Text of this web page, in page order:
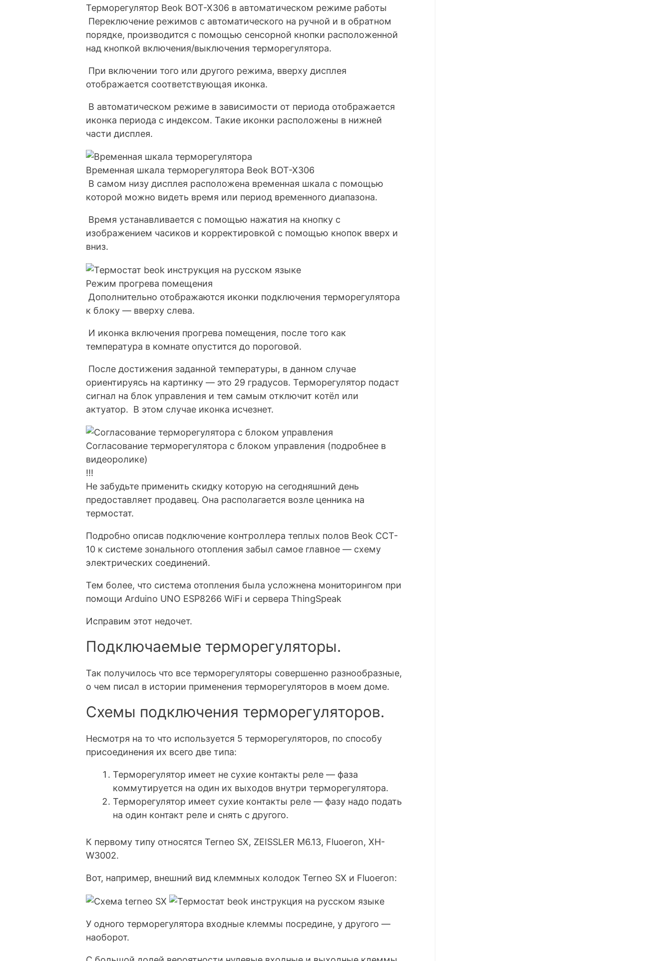
Терморегулятор Beok BOT-X306 в автоматическом режиме работы
Переключение режимов с автоматического на ручной и в обратном
порядке, производится с помощью сенсорной кнопки расположенной
над кнопкой включения/выключения терморегулятора.
При включении того или другого режима, вверху дисплея
отображается соответствующая иконка.
В автоматическом режиме в зависимости от периода отображается
иконка периода с индексом. Такие иконки расположены в нижней
части дисплея.
Временная шкала терморегулятора Beok BOT-X306
В самом низу дисплея расположена временная шкала с помощью
которой можно видеть время или период временного диапазона.
Время устанавливается с помощью нажатия на кнопку с
изображением часиков и корректировкой с помощью кнопок вверх и
вниз.
Режим прогрева помещения
Дополнительно отображаются иконки подключения терморегулятора
к блоку — вверху слева.
И иконка включения прогрева помещения, после того как
температура в комнате опустится до пороговой.
После достижения заданной температуры, в данном случае
ориентируясь на картинку — это 29 градусов. Терморегулятор подаст
сигнал на блок управления и тем самым отключит котёл или
актуатор. В этом случае иконка исчезнет.
Согласование терморегулятора с блоком управления (подробнее в
видеоролике)
!!!
Не забудьте применить скидку которую на сегодняшний день
предоставляет продавец. Она располагается возле ценника на
термостат.
Подробно описав подключение контроллера теплых полов Beok CCT-
10 к системе зонального отопления забыл самое главное — схему
электрических соединений.
Тем более, что система отопления была усложнена мониторингом при
помощи Arduino UNO ESP8266 WiFi и сервера ThingSpeak
Исправим этот недочет.
Подключаемые терморегуляторы.
Так получилось что все терморегуляторы совершенно разнообразные,
о чем писал в истории применения терморегуляторов в моем доме.
Схемы подключения терморегуляторов.
Несмотря на то что используется 5 терморегуляторов, по способу
присоединения их всего две типа:
Терморегулятор имеет не сухие контакты реле — фаза
коммутируется на один их выходов внутри терморегулятора.
Терморегулятор имеет сухие контакты реле — фазу надо подать
на один контакт реле и снять с другого.
К первому типу относятся Terneo SX, ZEISSLER M6.13, Fluoeron, XH-
W3002.
Вот, например, внешний вид клеммных колодок Terneo SX и Fluoeron:
У одного терморегулятора входные клеммы посредине, у другого —
наоборот.